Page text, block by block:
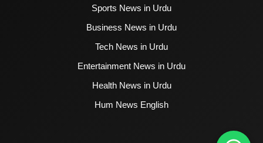
Sports News in Urdu
Business News in Urdu
Tech News in Urdu
Entertainment News in Urdu
Health News in Urdu
Hum News English